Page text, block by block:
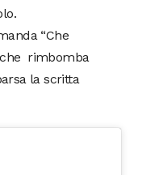
“Che
che rimbomba
la scritta